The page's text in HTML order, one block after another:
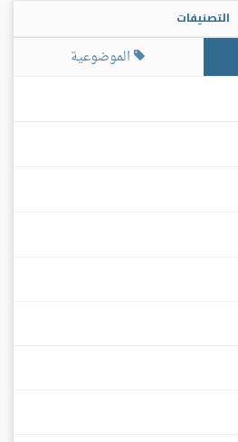
التصنيفات
الموضوعية